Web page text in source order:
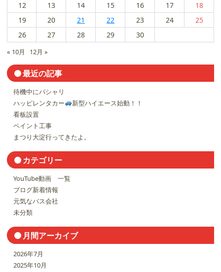
12
13 14 15 16 17
18
19
20 21 22 23 24
25
26
27 28 29 30
« 10月 12月 »
最近の記事
待機中にパシャリ
ハッピレンタカー
新型ハイエース始動！！
看板設置
ペイント工事
まつり大淀行ってきたよ。
カテゴリー
YouTube動画 一覧
ブログ新着情報
元気なバス会社
未分類
月間アーカイブ
2026年7月
2025年10月